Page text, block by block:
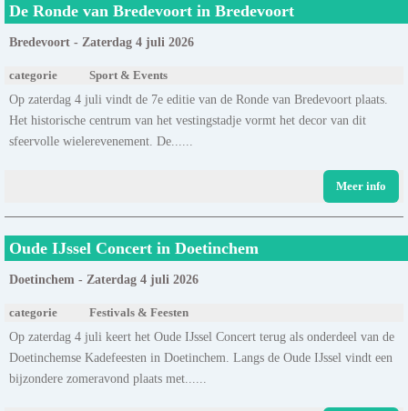
De Ronde van Bredevoort in Bredevoort
Bredevoort - Zaterdag 4 juli 2026
categorie Sport & Events
Op zaterdag 4 juli vindt de 7e editie van de Ronde van Bredevoort plaats.
Het historische centrum van het vestingstadje vormt het decor van dit
sfeervolle wielerevenement. De......
Meer info
Oude IJssel Concert in Doetinchem
Doetinchem - Zaterdag 4 juli 2026
categorie Festivals & Feesten
Op zaterdag 4 juli keert het Oude IJssel Concert terug als onderdeel van de
Doetinchemse Kadefeesten in Doetinchem. Langs de Oude IJssel vindt een
bijzondere zomeravond plaats met......